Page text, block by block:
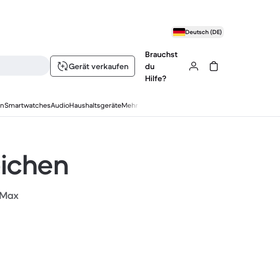
Deutsch (DE)
Gerät verkaufen
Brauchst
du
Hilfe?
SmartwatchesAudioHaushaltsgeräteMehr